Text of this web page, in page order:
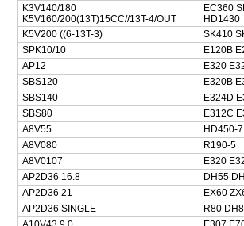
K3V140/180
K5V160/200(13T)15CC//13T-4/OUT
EC360
HD1430
K5V200 ((6-13T-3)
SK410
SPK10/10
E120B
AP12
E320
SBS120
E320B
SBS140
E324D
SBS80
E312C
A8V55
HD450-
A8V080
R190-5
A8V0107
E320
AP2D36 16.8
DH55
AP2D36 21
EX60
AP2D36 SINGLE
R80